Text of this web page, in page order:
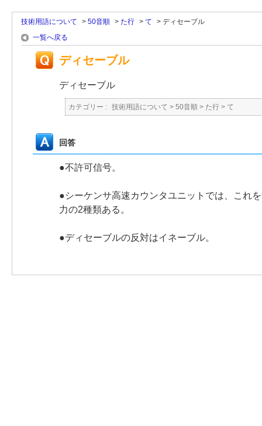
技術用語について > 50音順 > た行 > て > ディセーブル
一覧へ戻る
ディセーブル
ディセーブル
カテゴリー : 技術用語について > 50音順 > た行 > て
回答
●不許可信号。
●シーケンサ高速カウンタユニットでは、これ
力の2種類ある。
●ディセーブルの反対はイネーブル。